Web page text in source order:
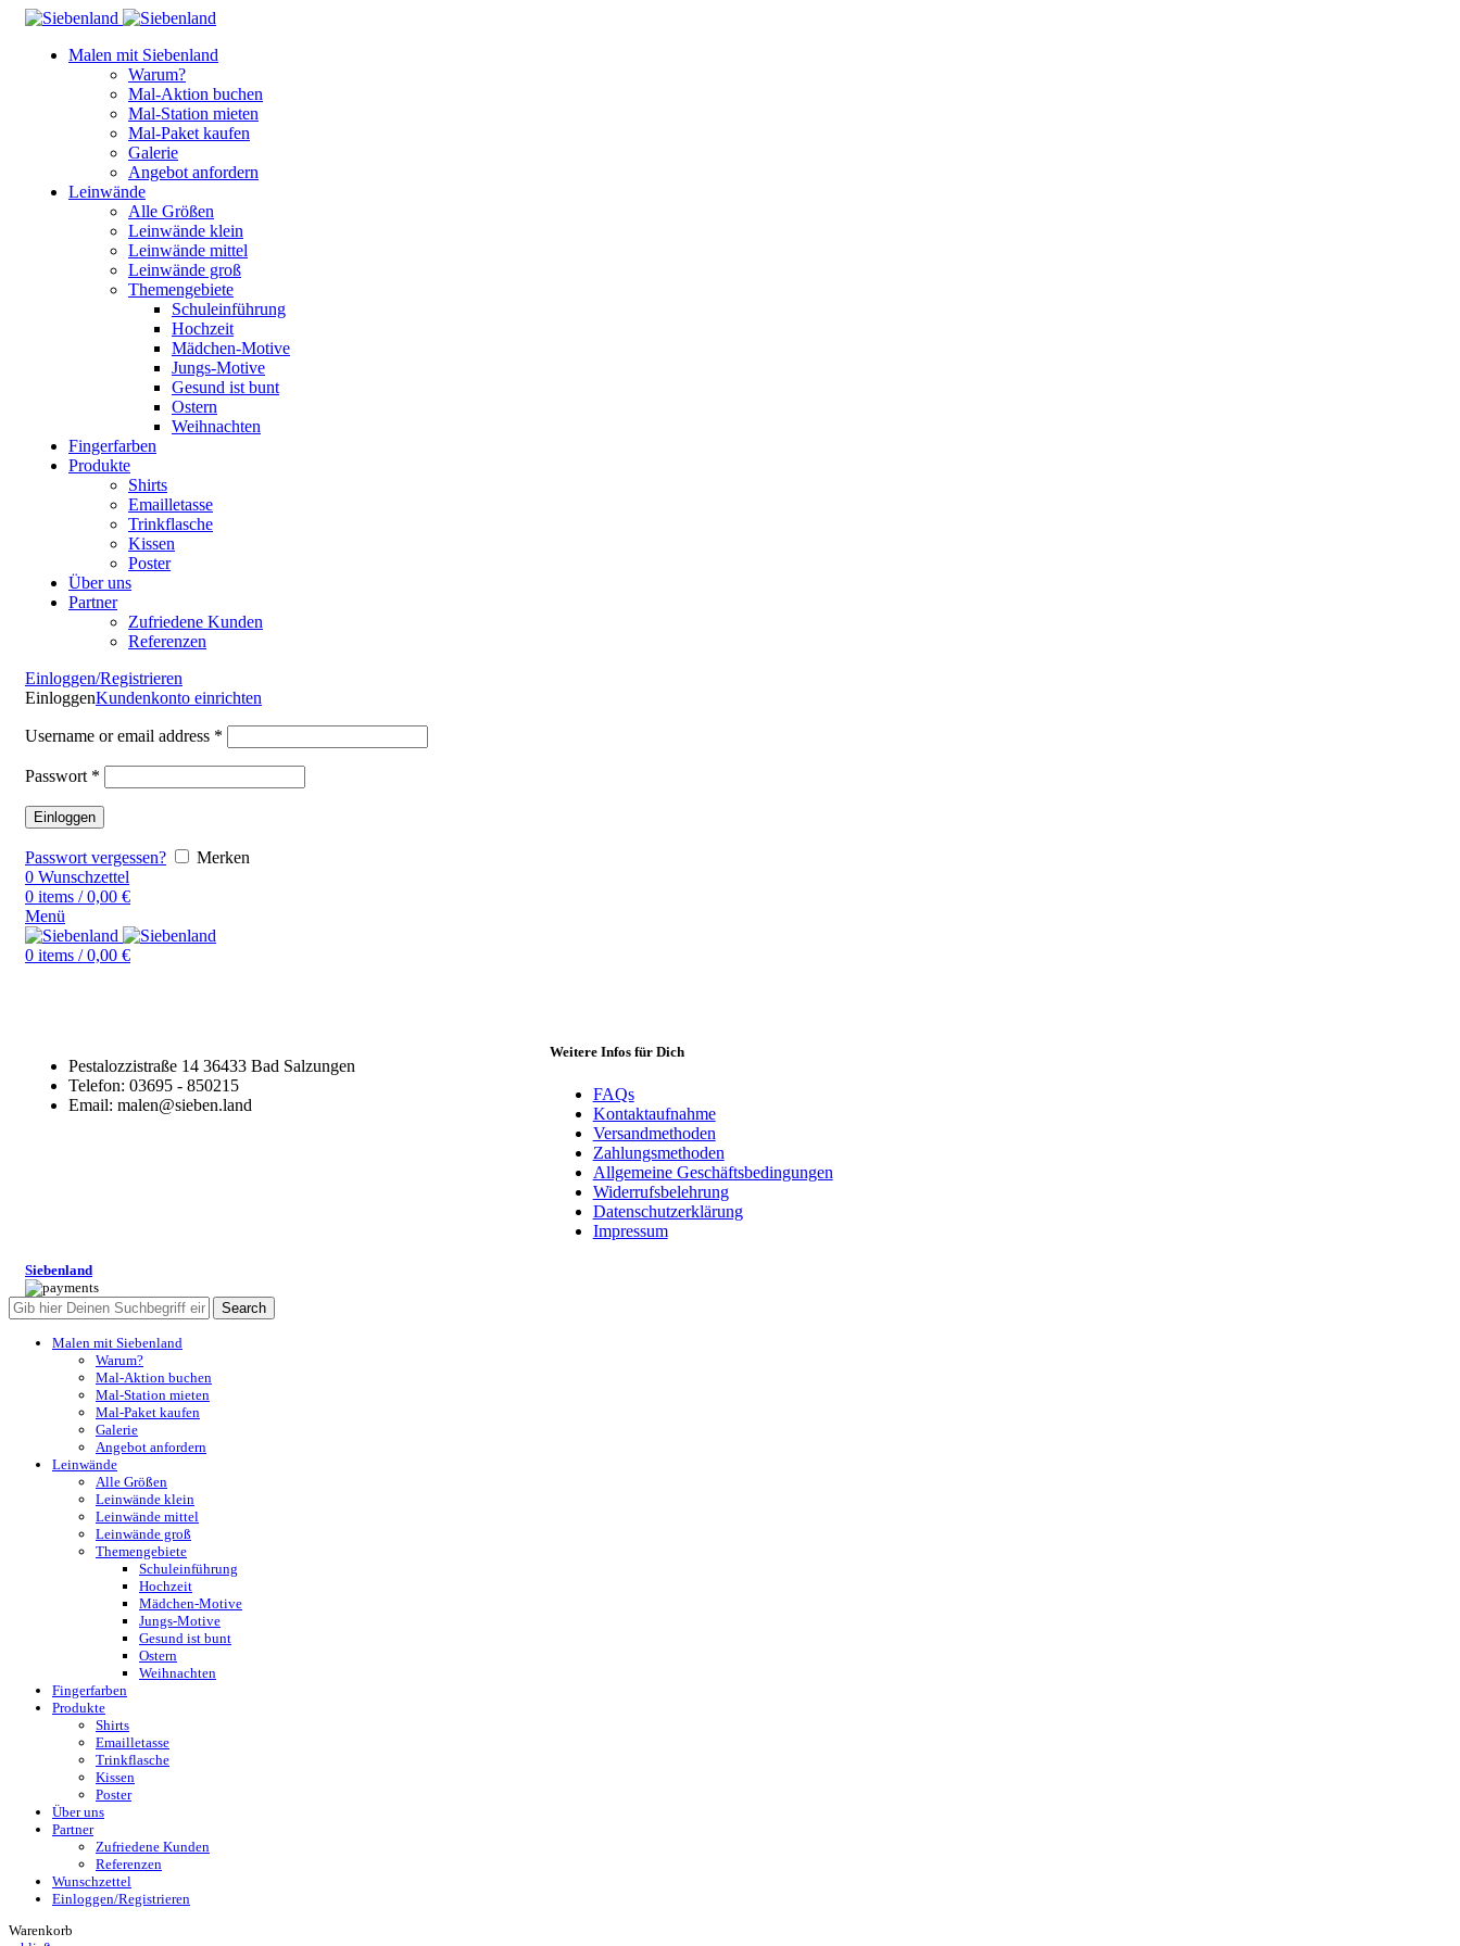
Malen mit Siebenland
Warum?
Mal-Aktion buchen
Mal-Station mieten
Mal-Paket kaufen
Galerie
Angebot anfordern
Leinwände
Alle Größen
Leinwände klein
Leinwände mittel
Leinwände groß
Themengebiete
Schuleinführung
Hochzeit
Mädchen-Motive
Jungs-Motive
Gesund ist bunt
Ostern
Weihnachten
Fingerfarben
Produkte
Shirts
Emailletasse
Trinkflasche
Kissen
Poster
Über uns
Partner
Zufriedene Kunden
Referenzen
Einloggen/Registrieren
EinloggenKundenkonto einrichten
Username or email address *
Passwort *
Einloggen
Passwort vergessen?
Merken
0 Wunschzettel
0 items / 0,00 €
Menü
0 items / 0,00 €
Pestalozzistraße 14 36433 Bad Salzungen
Telefon: 03695 - 850215
Email: malen@sieben.land
Weitere Infos für Dich
FAQs
Kontaktaufnahme
Versandmethoden
Zahlungsmethoden
Allgemeine Geschäftsbedingungen
Widerrufsbelehrung
Datenschutzerklärung
Impressum
Siebenland
Search
Malen mit Siebenland
Warum?
Mal-Aktion buchen
Mal-Station mieten
Mal-Paket kaufen
Galerie
Angebot anfordern
Leinwände
Alle Größen
Leinwände klein
Leinwände mittel
Leinwände groß
Themengebiete
Schuleinführung
Hochzeit
Mädchen-Motive
Jungs-Motive
Gesund ist bunt
Ostern
Weihnachten
Fingerfarben
Produkte
Shirts
Emailletasse
Trinkflasche
Kissen
Poster
Über uns
Partner
Zufriedene Kunden
Referenzen
Wunschzettel
Einloggen/Registrieren
Warenkorb